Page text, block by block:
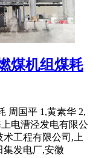
煤机组煤耗
周国平 1,黄素华 2,
电漕泾发电有限公
术工程有限公司,上
集发电厂,安徽